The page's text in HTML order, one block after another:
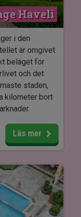
antingen en
Inredningen
rum utrustade
och tv.
Haveli
i den
är omgivet
beläget för
och det
staden,
kilometer bort
– ett
koppla av,
dag vid
Läs mer